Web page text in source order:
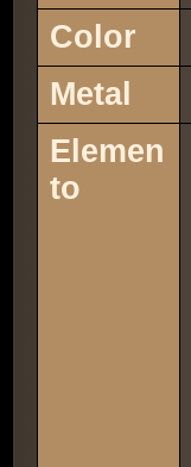
Color
Metal
Elemen
to